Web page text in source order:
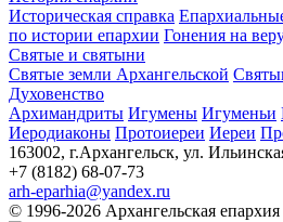
Историческая справка
по истории епархии Гонения на
Святые и святыни
Святые земли Архангельской
Духовенство
Архимандриты Игумены Игуменьи
Иеродиаконы Протоиереи Иереи
163002, г.Архангельск, ул.
+7 (8182) 68-07-73
arh-eparhia@yandex.ru
© 1996-2026 Архангельская епархия